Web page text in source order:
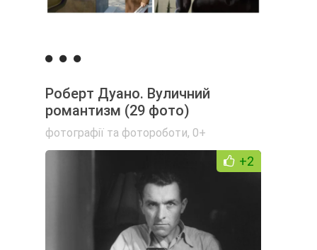
Роберт Дуано. Вуличний
романтизм (29 фото)
фотографії та фотороботи, 0+
+2